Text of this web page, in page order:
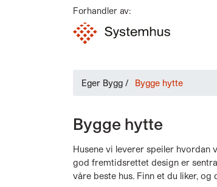
Forhandler av:
Eger Bygg / Bygge hytte
Bygge hytte
Husene vi leverer speiler
god fremtidsrettet design er
våre beste hus. Finn et du liker, og